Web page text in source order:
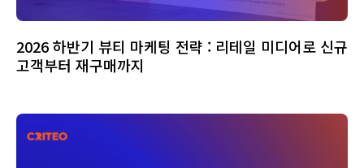
2026 하반기 뷰티 마케팅 전략 : 리테일 미디어로 신규
고객부터 재구매까지